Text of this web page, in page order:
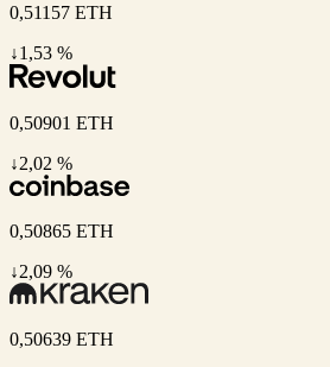
0,51157 ETH
↓1,53 %
0,50901 ETH
↓2,02 %
0,50865 ETH
↓2,09 %
0,50639 ETH